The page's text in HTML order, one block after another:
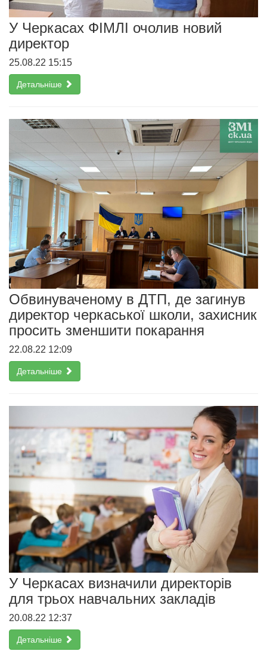
У Черкасах ФІМЛІ очолив новий
директор
25.08.22 15:15
Детальніше
Обвинуваченому в ДТП, де загинув
директор черкаської школи, захисник
просить зменшити покарання
22.08.22 12:09
Детальніше
У Черкасах визначили директорів
для трьох навчальних закладів
20.08.22 12:37
Детальніше